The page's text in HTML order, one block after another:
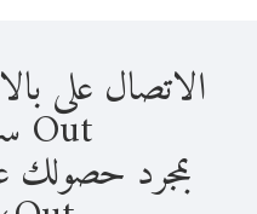
Out سهل للغاية.